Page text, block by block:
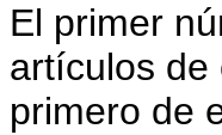
El primer
artículos de
primero de